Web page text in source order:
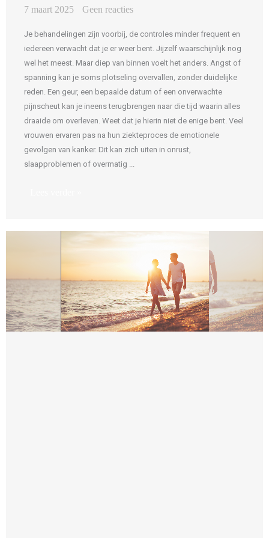
7 maart 2025 Geen reacties
Je behandelingen zijn voorbij, de controles minder frequent en
iedereen verwacht dat je er weer bent. Jijzelf waarschijnlijk nog
wel het meest. Maar diep van binnen voelt het anders. Angst of
spanning kan je soms plotseling overvallen, zonder duidelijke
reden. Een geur, een bepaalde datum of een onverwachte
pijnscheut kan je ineens terugbrengen naar die tijd waarin alles
draaide om overleven. Weet dat je hierin niet de enige bent. Veel
vrouwen ervaren pas na hun ziekteproces de emotionele
gevolgen van kanker. Dit kan zich uiten in onrust,
slaapproblemen of overmatig ...